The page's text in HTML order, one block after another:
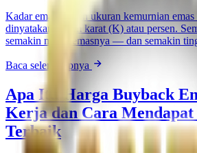
Kadar emas adalah ukuran kemurnian emas
dinyatakan dalam karat (K) atau persen.
semakin murni emasnya — dan semakin
Baca selengkapnya
Apa Itu Harga Buyback
Kerja dan Cara
Terbaik